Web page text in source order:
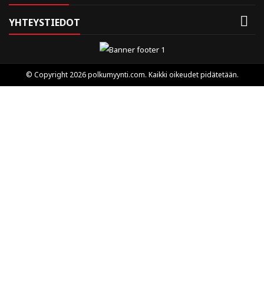
YHTEYSTIEDOT 
© Copyright 2026 polkumyynti.com. Kaikki oikeudet pidätetään.